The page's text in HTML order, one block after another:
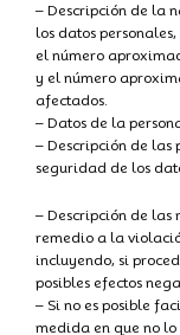
– Descripción de la
los datos
el número
y el número
afectados.
– Datos de la
– Descripción de las
seguridad de los
– Descripción de las
remedio a la
incluyendo, si
posibles efectos
– Si no es posible
medida en que no